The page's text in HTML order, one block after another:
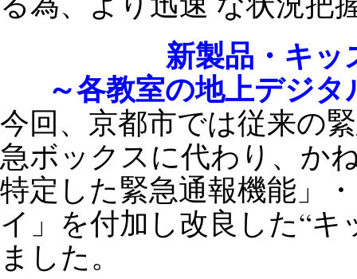
新製品・キ
～各教室の地上デジ
今回、京都市では従来の
急ボックスに代わり、か
特定した緊急通報機能」
イ」を付加し改良した“
ました。